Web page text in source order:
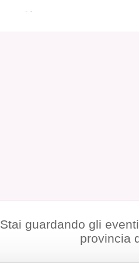
Stai guardando gli
provincia